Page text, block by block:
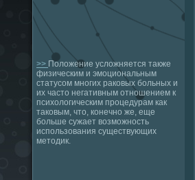
>> Положение усложняется также
физическим и эмоциональным
статусом многих раковых больных и
их часто негативным отношением к
психологическим процедурам как
таковым, что, конечно же, еще
больше сужает возможность
использования существующих
методик.